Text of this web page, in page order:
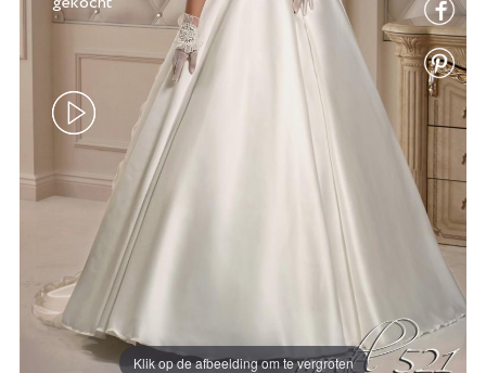
Klik op de afbeelding om te vergroten